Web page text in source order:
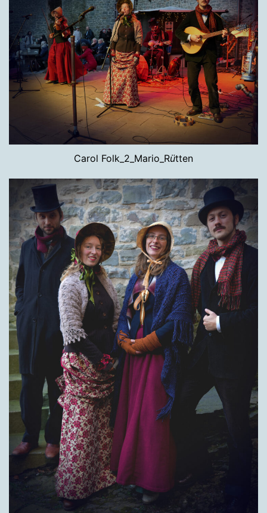
Carol Folk_2_Mario_Rütten